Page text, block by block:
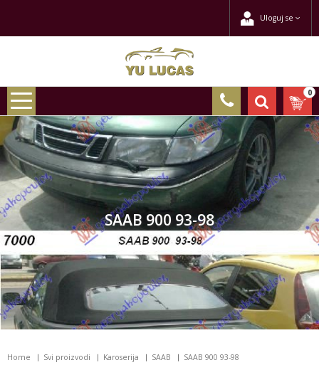
Uloguj se
0
SAAB 900 93-98
Home Svi proizvodi Karoserija SAAB SAAB 900 93-98